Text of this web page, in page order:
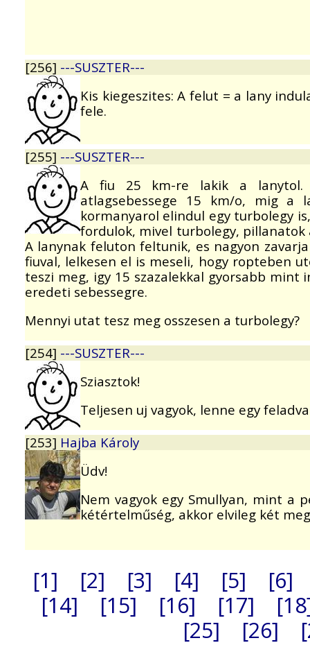
[256] ---SUSZTER---
Kis kiegeszites: A felut = a lany
fele.
[255] ---SUSZTER---
A fiu 25 km-re lakik a lanytol.
atlagsebessege 15 km/o, mig a
kormanyarol elindul egy turbolegy
fordulok, mivel turbolegy, pillanatok
A lanynak feluton feltunik, es nagyon
fiuval, lelkesen el is meseli, hogy ropteben
teszi meg, igy 15 szazalekkal gyorsabb mint
eredeti sebessegre.
Mennyi utat tesz meg osszesen a turbolegy?
[254] ---SUSZTER---
Sziasztok!
Teljesen uj vagyok, lenne egy
[253] Hajba Károly
Üdv!
Nem vagyok egy Smullyan, mint a
kétértelműség, akkor elvileg két
[1] [2] [3] [4] [5]
[6]
[14]
[15] [16] [17]
[25]
[26]